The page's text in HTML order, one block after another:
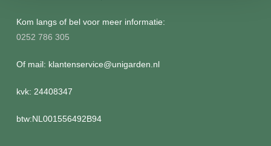
Kom langs of bel voor meer informatie:
0252 786 305
Of mail: klantenservice@unigarden.nl
kvk: 24408347
btw:NL001556492B94